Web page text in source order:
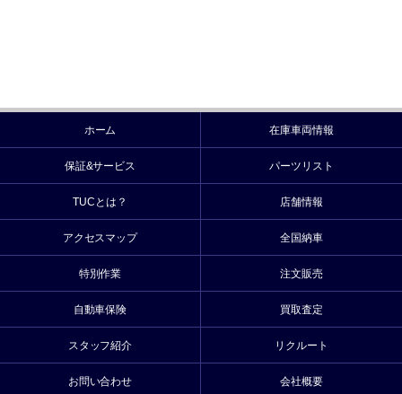
ホーム 在庫車両情報
保証&サービス パーツリスト
TUCとは？ 店舗情報
アクセスマップ 全国納車
特別作業 注文販売
自動車保険 買取査定
スタッフ紹介 リクルート
お問い合わせ 会社概要